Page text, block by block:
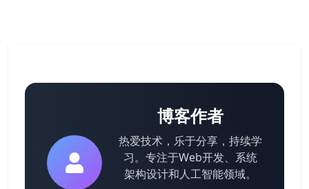
博客作者
热爱技术，乐于分享，持续学
习。专注于Web开发、系统
架构设计和人工智能领域。